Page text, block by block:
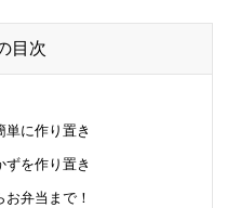
目次
に作り置き
を作り置き
弁当まで！